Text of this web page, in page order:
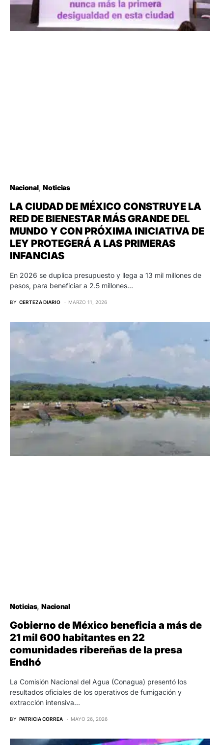
Nacional Noticias
LA CIUDAD DE MÉXICO CONSTRUYE LA
RED DE BIENESTAR MÁS GRANDE DEL
MUNDO Y CON PRÓXIMA INICIATIVA DE
LEY PROTEGERÁ A LAS PRIMERAS
INFANCIAS
En 2026 se duplica presupuesto y llega a 13 mil millones de
pesos, para beneficiar a 2.5 millones…
BY CERTEZA DIARIO MARZO 11, 2026
Noticias Nacional
Gobierno de México beneficia a más de
21 mil 600 habitantes en 22
comunidades ribereñas de la presa
Endhó
La Comisión Nacional del Agua (Conagua) presentó los
resultados oficiales de los operativos de fumigación y
extracción intensiva…
BY PATRICIA CORREA MAYO 26, 2026